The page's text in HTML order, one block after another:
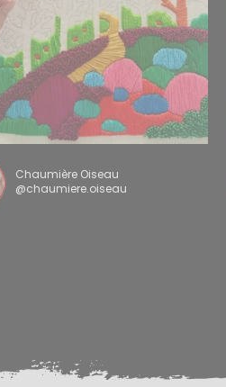
Chaumière Oiseau
@chaumiere.oiseau